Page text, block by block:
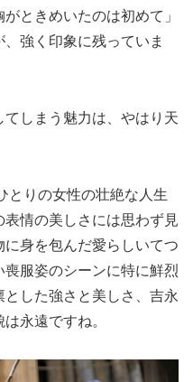
ときめいたのは初めて」
強く印象に残っていま
しまう魅力は、やはり天
とりの女性の壮絶な人生
情の美しさには思わず見
身を包んだ愛らしいてつ
服姿のシーンに特に鮮烈
した強さと美しさ、吉永
永遠ですね。